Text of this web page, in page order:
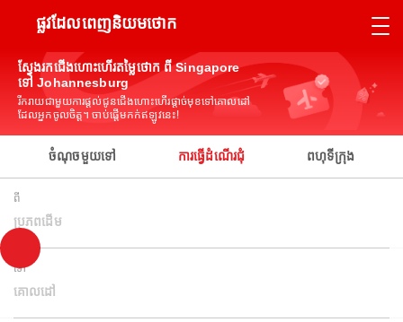
ផ្លូវដែលពេញនិយមថោក
ស្វែងរកជើងហោះហើរតម្លៃថោក ពី Singapore
ទៅ Johannesburg
រីករាយជាមួយការផ្តល់ជូនជើងហោះហើរផ្តាច់មុខទៅគោលដៅ
ដែលអ្នកចូលចិត្ត។ ចាប់ផ្តើមកក់ឥឡូវនេះ!
ចំណុចមួយទៅ ការធ្វើដំណើរជុំ ពហុទីក្រុង
ពី
ប្រភពដើម
ទៅ
គោលដៅ